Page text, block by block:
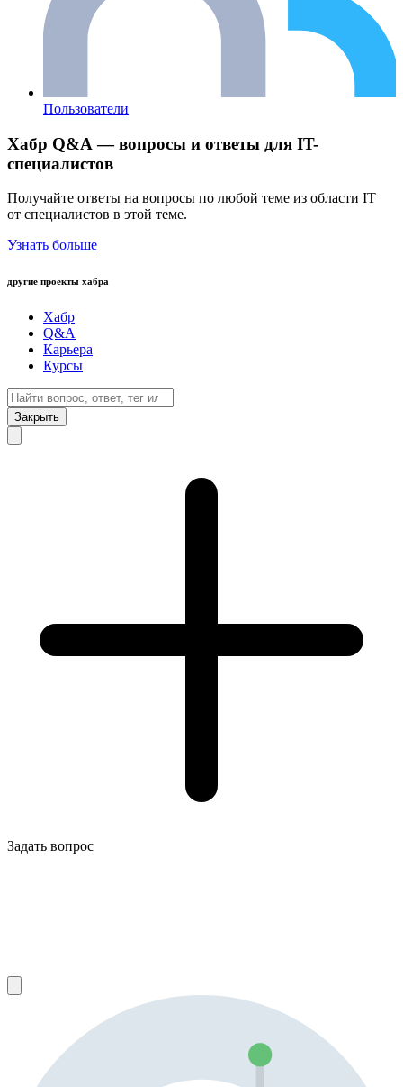
Пользователи
Хабр Q&A — вопросы и ответы для IT-
специалистов
Получайте ответы на вопросы по любой теме из области IT
от специалистов в этой теме.
Узнать больше
другие проекты хабра
Хабр
Q&A
Карьера
Курсы
Закрыть
Задать вопрос